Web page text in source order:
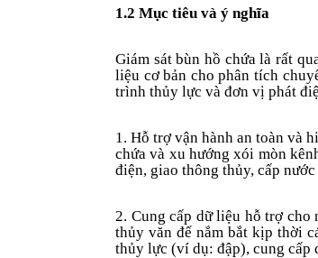
1.2 Mục tiêu và ý nghĩa
Giám sát bùn hồ chứa là rất
liệu cơ bản cho phân tích
trình thủy lực và đơn vị phát
1. Hỗ trợ vận hành an toàn và
chứa và xu hướng xói mòn
điện, giao thông thủy, cấp
2. Cung cấp dữ liệu hỗ trợ cho
thủy văn để nắm bắt kịp thời
thủy lực (ví dụ: đập), cung cấp